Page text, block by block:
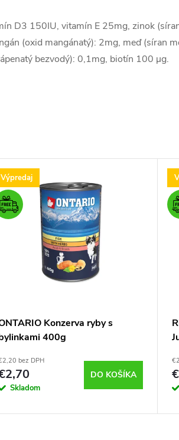
D3 150IU, vitamín E 25mg, zinok
(oxid mangánatý): 2mg, meď (síran
bezvodý): 0,1mg, biotín 100 µg.
Výpredaj
Konzerva ryby s
400g
bez DPH
Skladom
DO KOŠÍKA